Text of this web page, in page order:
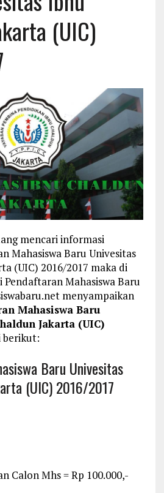
(UIC)
mencari informasi
Mahasiswa Baru Univesitas
(UIC) 2016/2017 maka di
Mahasiswa Baru
menyampaikan
Mahasiswa Baru
Jakarta (UIC)
berikut:
Baru Univesitas
(UIC) 2016/2017
Calon Mhs = Rp 100.000,-